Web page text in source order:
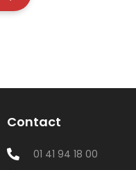
Contact
01 41 94 18 00